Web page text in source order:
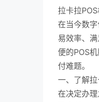
拉卡拉
在当今数
易效率、
便的POS
付难题。
一、了解
在决定办